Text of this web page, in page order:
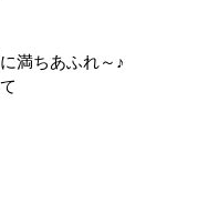
満ちあふれ～♪